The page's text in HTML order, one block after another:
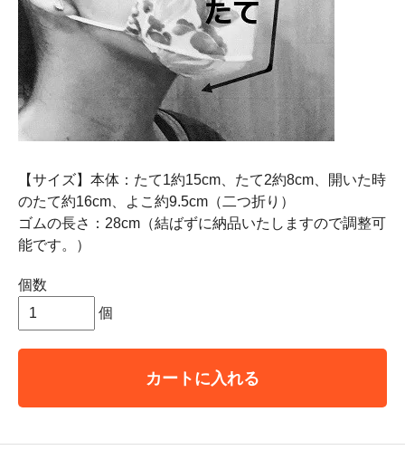
【サイズ】本体：たて1約15cm、たて2約8cm、開いた時
のたて約16cm、よこ約9.5cm（二つ折り）
ゴムの長さ：28cm（結ばずに納品いたしますので調整可
能です。）
個数
個
カートに入れる